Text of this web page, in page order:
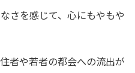
さを感じて、心にもやもや
者や若者の都会への流出が